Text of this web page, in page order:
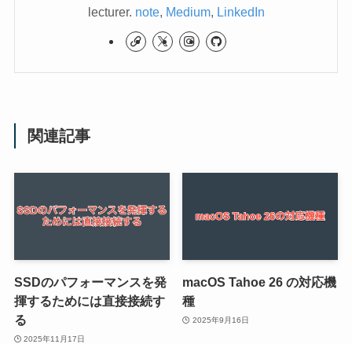
lecturer. note, Medium, LinkedIn
関連記事
SSDのパフォーマンスを発
揮するためには直接接続す
る
2025年11月17日
macOS Tahoe 26 の対応機
種
2025年9月16日